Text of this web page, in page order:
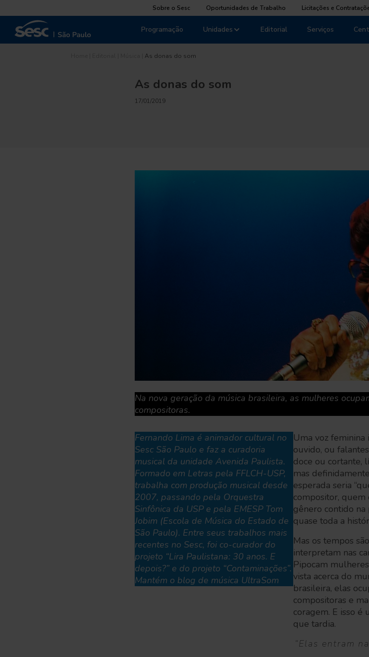
Sobre o Sesc Oportunidades de Trabalho Licitações e
Unidades
Programação Editorial Serviços
As donas do som
As donas do som
17/01/2019
Na nova geração da música brasileira, as mulheres
compositoras.
Fernando Lima é animador cultural no
Sesc São Paulo e faz a curadoria
musical da unidade Avenida Paulista.
Formado em Letras pela FFLCH-USP,
trabalha com produção musical desde
2007, passando pela Orquestra
Sinfônica da USP e pela EMESP Tom
Jobim (Escola de Música do Estado de
São Paulo). Entre seus trabalhos mais
recentes no Sesc, foi co-curador do
projeto “Lira Paulistana: 30 anos. E
depois?” e do projeto “Contaminações”.
Mantém o blog de música UltraSom
Uma voz
ouvido, ou
doce ou cortante,
mas
esperada seria
compositor, quem
gênero contido na
quase toda a
Mas os tempos
interpretam nas
Pipocam
vista acerca do
brasileira, elas
compositoras e
coragem. E isso é
que tardia.
“Elas entram